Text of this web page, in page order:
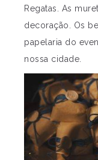
Regatas. As
decoração. Os
papelaria do
nossa cidade.